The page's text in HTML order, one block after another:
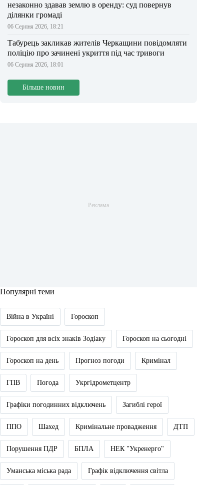
незаконно здавав землю в оренду: суд повернув
ділянки громаді
06 Серпня 2026, 18:21
Табурець закликав жителів Черкащини повідомляти
поліцію про зачинені укриття під час тривоги
06 Серпня 2026, 18:01
Більше новин
Популярні теми
Війна в Україні Гороскоп
Гороскоп для всіх знаків Зодіаку Гороскоп на сьогодні
Гороскоп на день Прогноз погоди Кримінал
ГПВ Погода Укргідрометцентр
Графіки погодинних відключень Загиблі герої
ППО Шахед Кримінальне провадження ДТП
Порушення ПДР БПЛА НЕК "Укренерго"
Уманська міська рада Графік відключення світла